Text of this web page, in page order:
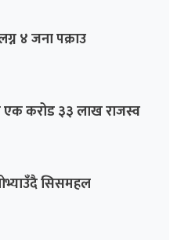
४ जना पक्राउ
एक करोड ३३ लाख राजस्व
सिसमहल